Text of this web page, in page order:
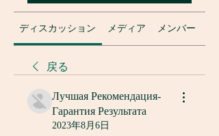
ディスカッション メディア メンバー
戻る
Лучшая Рекомендация-
Гарантия Результата
2023年8月6日